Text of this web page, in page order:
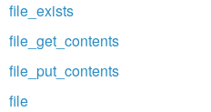
file_exists
file_get_contents
file_put_contents
file